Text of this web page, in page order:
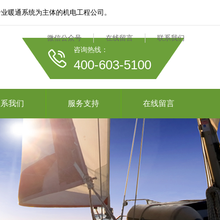
暖通系统为主体的机电工程公司。
微信公众号 在线留言
联系我们
咨询热线：
400-603-5100
我们 服务支持 在线留言